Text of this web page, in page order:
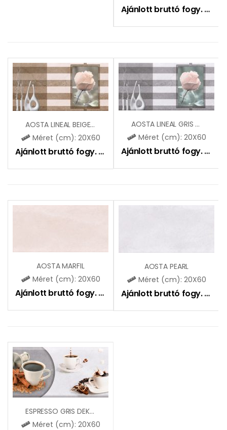
Ajánlott bruttó fogy. ár:
AOSTA LINEAL BEIGE DEKOR
Méret (cm): 20X60
Ajánlott bruttó fogy. ár: 7990Ft
AOSTA LINEAL GRIS DEKOR
Méret (cm): 20X60
Ajánlott bruttó fogy. ár:
AOSTA MARFIL
Méret (cm): 20X60
Ajánlott bruttó fogy. ár: 6990Ft
AOSTA PEARL
Méret (cm): 20X60
Ajánlott bruttó fogy. ár:
ESPRESSO GRIS DEKOR
Méret (cm): 20X60